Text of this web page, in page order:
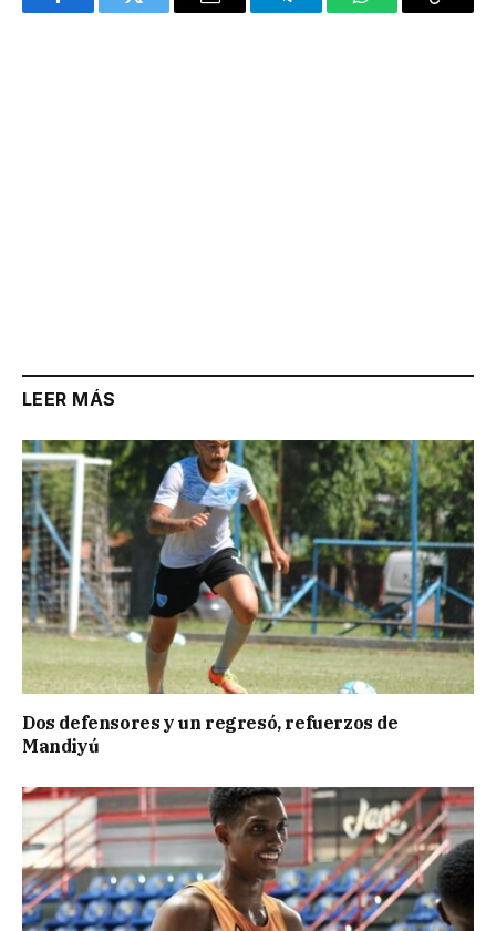
FacebookTwitter Email TelegramWhatsAppCopy
LEER MÁS
Dos defensores y un regresó, refuerzos de
Mandiyú